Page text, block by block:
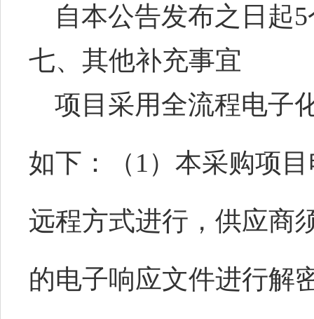
自本公告发布之日起5
七、 其他补充事宜
项目采用全流程电子
如下：（ 1）本采购项
远程方式进行，供应商
的电子响应文件进行解